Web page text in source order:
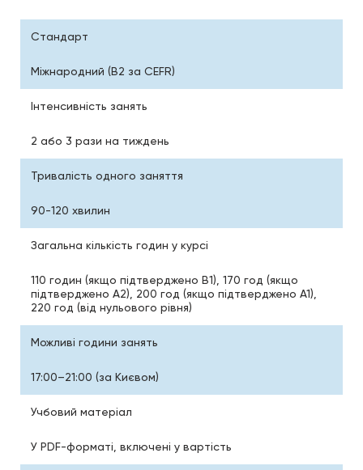
Стандарт
Міжнародний (B2 за CEFR)
Інтенсивність занять
2 або 3 рази на тиждень
Тривалість одного заняття
90-120 хвилин
Загальна кількість годин у курсі
110 годин (якщо підтверджено В1), 170 год (якщо
підтверджено А2), 200 год (якщо підтверджено А1),
220 год (від нульового рівня)
Можливі години занять
17:00–21:00 (за Києвом)
Учбовий матеріал
У PDF-форматі, включені у вартість